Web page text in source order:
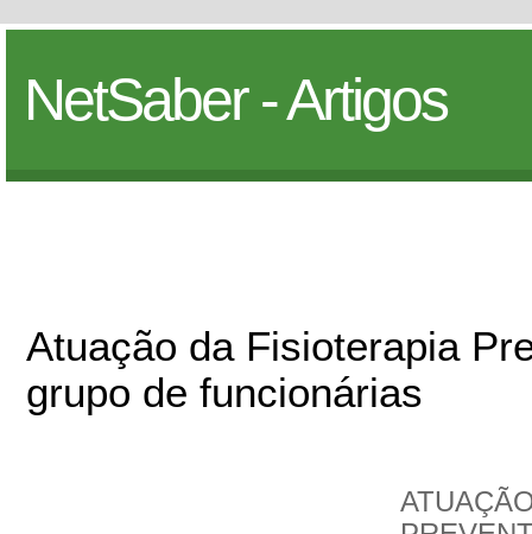
NetSaber - Artigos
Atuação da Fisioterapia
grupo de funcionárias